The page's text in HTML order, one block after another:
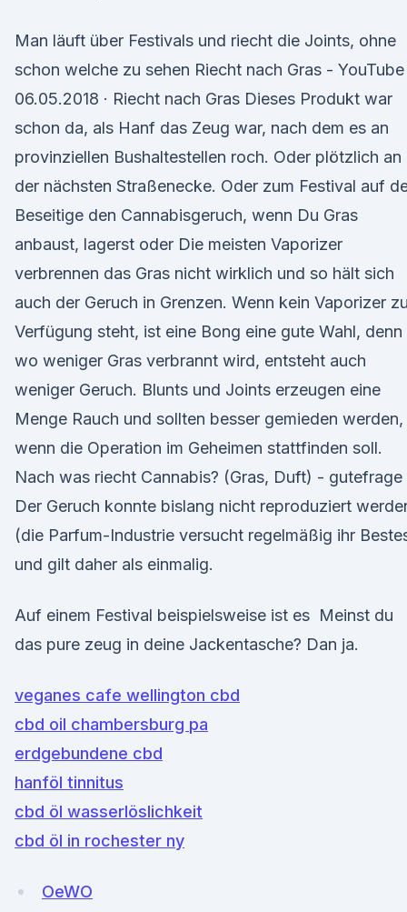
Man läuft über Festivals und riecht die Joints, ohne
schon welche zu sehen Riecht nach Gras - YouTube
06.05.2018 · Riecht nach Gras Dieses Produkt war
schon da, als Hanf das Zeug war, nach dem es an
provinziellen Bushaltestellen roch. Oder plötzlich an
der nächsten Straßenecke. Oder zum Festival auf
Beseitige den Cannabisgeruch, wenn Du Gras
anbaust, lagerst oder Die meisten Vaporizer
verbrennen das Gras nicht wirklich und so hält sich
auch der Geruch in Grenzen. Wenn kein Vaporizer
Verfügung steht, ist eine Bong eine gute Wahl, denn
wo weniger Gras verbrannt wird, entsteht auch
weniger Geruch. Blunts und Joints erzeugen eine
Menge Rauch und sollten besser gemieden werden,
wenn die Operation im Geheimen stattfinden soll.
Nach was riecht Cannabis? (Gras, Duft) - gutefrage
Der Geruch konnte bislang nicht reproduziert
(die Parfum-Industrie versucht regelmäßig ihr
und gilt daher als einmalig.
Auf einem Festival beispielsweise ist es Meinst du
das pure zeug in deine Jackentasche? Dan ja.
veganes cafe wellington cbd
cbd oil chambersburg pa
erdgebundene cbd
hanföl tinnitus
cbd öl wasserlöslichkeit
cbd öl in rochester ny
OeWO